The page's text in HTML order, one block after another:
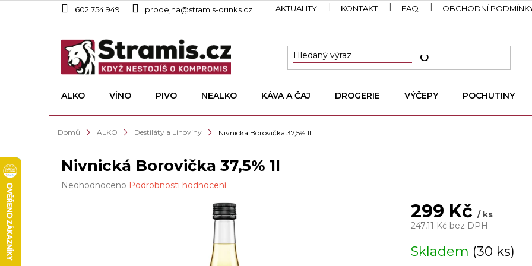
602 754 949 prodejna@stramis-drinks.cz AKTUALITY KONTAKT FAQ OBCHODNÍ
ALKO VÍNO PIVO NEALKO KÁVA A ČAJ DROGERIE VÝČEPY POCHUTINY
Domů ALKO Destiláty a Lihoviny Nivnická Borovička 37,5% 1l
Nivnická Borovička 37,5% 1l
Průměrné
Neohodnoceno Podrobnosti hodnocení
299 Kč/ ks
247,11 Kč bez DPH
cena:
Skladem (30 ks)